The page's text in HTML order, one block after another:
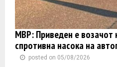
МВР: Приведен е возачот
спротивна насока на
posted on 05/08/2026